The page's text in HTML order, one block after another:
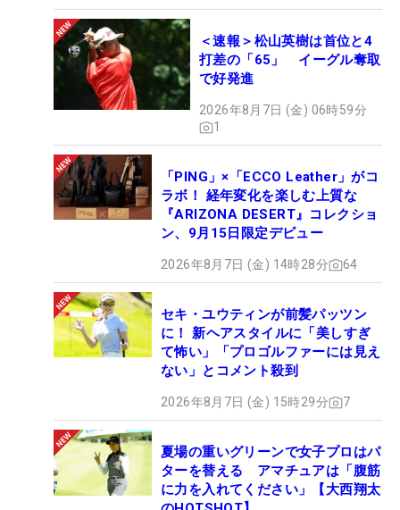
＜速報＞松山英樹は首位と4
打差の「65」 イーグル奪取
で好発進
2026年8月7日 (金) 06時59分
1
「PING」×「ECCO Leather」がコ
ラボ！ 経年変化を楽しむ上質な
『ARIZONA DESERT』コレクショ
ン、9月15日限定デビュー
2026年8月7日 (金) 14時28分 64
セキ・ユウティンが前髪パッツン
に！ 新ヘアスタイルに「美しすぎ
て怖い」「プロゴルファーには見え
ない」とコメント殺到
2026年8月7日 (金) 15時29分 7
夏場の重いグリーンで女子プロはパ
ターを替える アマチュアは「腹筋
に力を入れてください」【大西翔太